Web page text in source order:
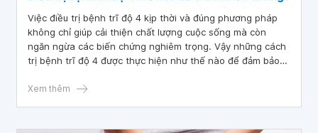
Việc điều trị bệnh trĩ độ 4 kịp thời và đúng phương pháp
không chỉ giúp cải thiện chất lượng cuộc sống mà còn
ngăn ngừa các biến chứng nghiêm trọng. Vậy những cách
trị bệnh trĩ độ 4 được thực hiện như thế nào để đảm bảo
bài viết dưới đây.
Xem thêm